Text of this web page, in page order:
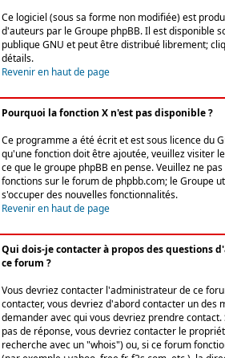
Ce logiciel (sous sa forme non modifiée) est
d'auteurs par leGroupe phpBB. Il est disponible
publique GNU et peut être distribué librement;
détails.
Revenir en haut de page
Pourquoi la fonction X n'est pas disponible ?
Ce programme a été écrit et est sous licence du
qu'une fonction doit être ajoutée, veuillez visiter
ce que le groupe phpBB en pense. Veuillez ne
fonctions sur le forum de phpbb.com; le Groupe
s'occuper des nouvelles fonctionnalités.
Revenir en haut de page
Qui dois-je contacter à propos des questions
ce forum ?
Vous devriez contacter l'administrateur de ce
contacter, vous devriez d'abord contacter un des
demander avec qui vous devriez prendre
pas de réponse, vous devriez contacter le
recherche avec un "whois") ou, si ce forum